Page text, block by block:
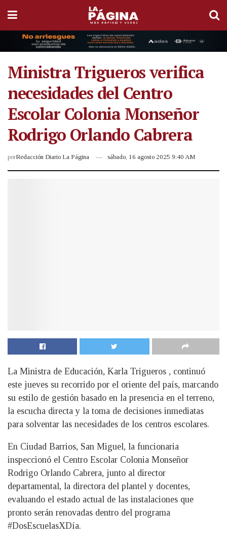
Ministra Trigueros verifica
necesidades del Centro
Escolar Colonia Monseñor
Rodrigo Orlando Cabrera
porRedacción Diario La Página sábado, 16 agosto 2025 9:40 AM
La Ministra de Educación, Karla Trigueros , continuó
este jueves su recorrido por el oriente del país, marcando
su estilo de gestión basado en la presencia en el terreno,
la escucha directa y la toma de decisiones inmediatas
para solventar las necesidades de los centros escolares.
En Ciudad Barrios, San Miguel, la funcionaria
inspeccionó el Centro Escolar Colonia Monseñor
Rodrigo Orlando Cabrera, junto al director
departamental, la directora del plantel y docentes,
evaluando el estado actual de las instalaciones que
pronto serán renovadas dentro del programa
#DosEscuelasXDía.